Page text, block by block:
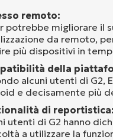
remoto:
potrebbe migliorare il
da remoto,
più dispositivi in
della
alcuni utenti di G2,
e decisamente più
di reportistica:
utenti di G2 hanno
a utilizzare la